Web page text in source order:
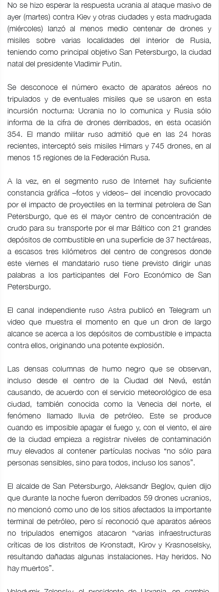
No se hizo esperar la respuesta ucrania al ataque masivo de
ayer (martes) contra Kiev y otras ciudades y esta madrugada
(miércoles) lanzó al menos medio centenar de drones y
misiles sobre varias localidades del interior de Rusia,
teniendo como principal objetivo San Petersburgo, la ciudad
natal del presidente Vladimir Putin.
Se desconoce el número exacto de aparatos aéreos no
tripulados y de eventuales misiles que se usaron en esta
incursión nocturna: Ucrania no lo comunica y Rusia sólo
informa de la cifra de drones derribados, en esta ocasión
354. El mando militar ruso admitió que en las 24 horas
recientes, interceptó seis misiles Himars y 745 drones, en al
menos 15 regiones de la Federación Rusa.
A la vez, en el segmento ruso de Internet hay suficiente
constancia gráfica –fotos y videos– del incendio provocado
por el impacto de proyectiles en la terminal petrolera de San
Petersburgo, que es el mayor centro de concentración de
crudo para su transporte por el mar Báltico con 21 grandes
depósitos de combustible en una superficie de 37 hectáreas,
a escasos tres kilómetros del centro de congresos donde
este viernes el mandatario ruso tiene previsto dirigir unas
palabras a los participantes del Foro Económico de San
Petersburgo.
El canal independiente ruso Astra publicó en Telegram un
video que muestra el momento en que un dron de largo
alcance se acerca a los depósitos de combustible e impacta
contra ellos, originando una potente explosión.
Las densas columnas de humo negro que se observan,
incluso desde el centro de la Ciudad del Nevá, están
causando, de acuerdo con el servicio meteorológico de esa
ciudad, también conocida como la Venecia del norte, el
fenómeno llamado lluvia de petróleo. Este se produce
cuando es imposible apagar el fuego y, con el viento, el aire
de la ciudad empieza a registrar niveles de contaminación
muy elevados al contener partículas nocivas “no sólo para
personas sensibles, sino para todos, incluso los sanos”.
El alcalde de San Petersburgo, Aleksandr Beglov, quien dijo
que durante la noche fueron derribados 59 drones ucranios,
no mencionó como uno de los sitios afectados la importante
terminal de petróleo, pero sí reconoció que aparatos aéreos
no tripulados enemigos atacaron “varias infraestructuras
críticas de los distritos de Kronstadt, Kirov y Krasnoselsky,
resultando dañadas algunas instalaciones. Hay heridos. No
hay muertos”.